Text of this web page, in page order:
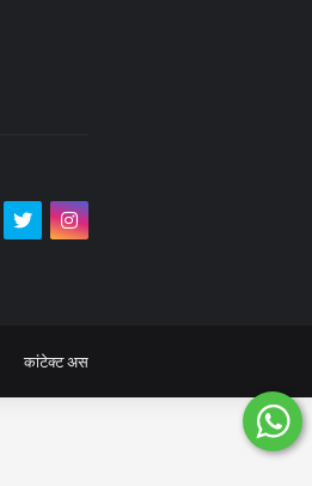
कांटेक्ट अस